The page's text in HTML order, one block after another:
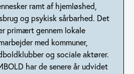
ramt af hjemløshed,
og psykisk sårbarhed. Det
primært gennem lokale
med kommuner,
og sociale aktører.
har de senere år udvidet